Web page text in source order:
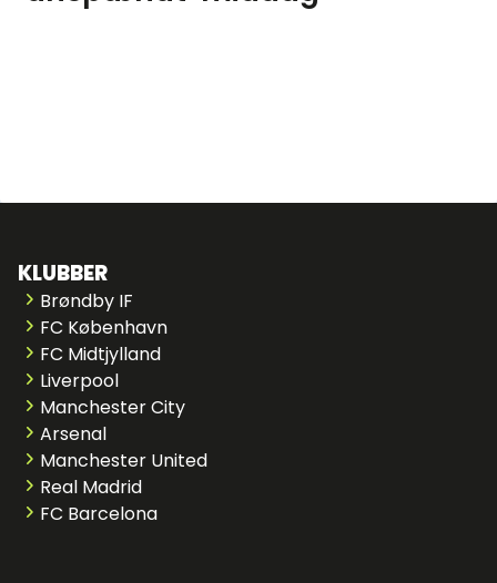
KLUBBER
Brøndby IF
FC København
FC Midtjylland
Liverpool
Manchester City
Arsenal
Manchester United
Real Madrid
FC Barcelona